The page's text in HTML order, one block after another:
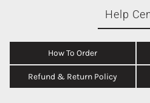
Help
How To Order
Refund & Return Policy